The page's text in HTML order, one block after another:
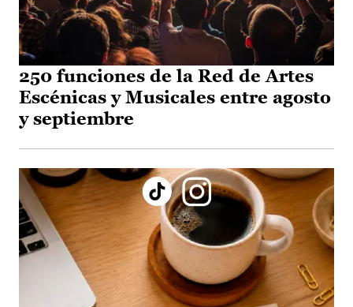
250 funciones de la Red de Artes
Escénicas y Musicales entre agosto
y septiembre